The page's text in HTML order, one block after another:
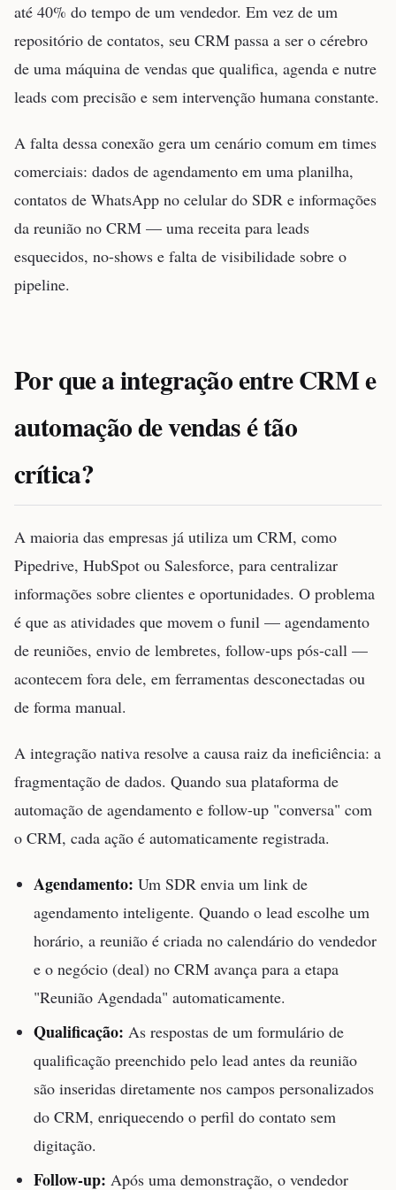
até 40% do tempo de um vendedor. Em vez de um
repositório de contatos, seu CRM passa a ser o cérebro
de uma máquina de vendas que qualifica, agenda e nutre
leads com precisão e sem intervenção humana constante.
A falta dessa conexão gera um cenário comum em times
comerciais: dados de agendamento em uma planilha,
contatos de WhatsApp no celular do SDR e informações
da reunião no CRM — uma receita para leads
esquecidos, no-shows e falta de visibilidade sobre o
pipeline.
Por que a integração entre CRM e
automação de vendas é tão
crítica?
A maioria das empresas já utiliza um CRM, como
Pipedrive, HubSpot ou Salesforce, para centralizar
informações sobre clientes e oportunidades. O problema
é que as atividades que movem o funil — agendamento
de reuniões, envio de lembretes, follow-ups pós-call —
acontecem fora dele, em ferramentas desconectadas ou
de forma manual.
A integração nativa resolve a causa raiz da ineficiência: a
fragmentação de dados. Quando sua plataforma de
automação de agendamento e follow-up "conversa" com
o CRM, cada ação é automaticamente registrada.
Agendamento: Um SDR envia um link de
agendamento inteligente. Quando o lead escolhe um
horário, a reunião é criada no calendário do vendedor
e o negócio (deal) no CRM avança para a etapa
"Reunião Agendada" automaticamente.
Qualificação: As respostas de um formulário de
qualificação preenchido pelo lead antes da reunião
são inseridas diretamente nos campos personalizados
do CRM, enriquecendo o perfil do contato sem
digitação.
Follow-up: Após uma demonstração, o vendedor